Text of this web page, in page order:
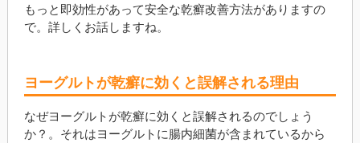
もっと即効性があって安全な乾癬改善方法がありますの
で。詳しくお話しますね。
ヨーグルトが乾癬に効くと誤解される理由
なぜヨーグルトが乾癬に効くと誤解されるのでしょう
か？。それはヨーグルトに腸内細菌が含まれているから